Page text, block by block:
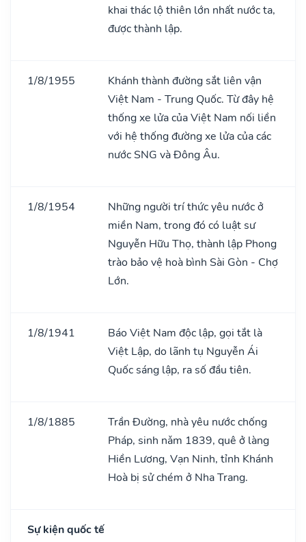
khai thác lộ thiên lớn nhất nước ta,
được thành lập.
1/8/1955
Khánh thành đường sắt liên vận
Việt Nam - Trung Quốc. Từ đây hệ
thống xe lửa của Việt Nam nối liền
với hệ thống đường xe lửa của các
nước SNG và Đông Âu.
1/8/1954
Những người trí thức yêu nước ở
miền Nam, trong đó có luật sư
Nguyễn Hữu Thọ, thành lập Phong
trào bảo vệ hoà bình Sài Gòn - Chợ
Lớn.
1/8/1941
Báo Việt Nam độc lập, gọi tắt là
Việt Lập, do lãnh tụ Nguyễn Ái
Quốc sáng lập, ra số đầu tiên.
1/8/1885
Trần Đường, nhà yêu nước chống
Pháp, sinh nǎm 1839, quê ở làng
Hiền Lương, Vạn Ninh, tỉnh Khánh
Hoà bị sử chém ở Nha Trang.
Sự kiện quốc tế